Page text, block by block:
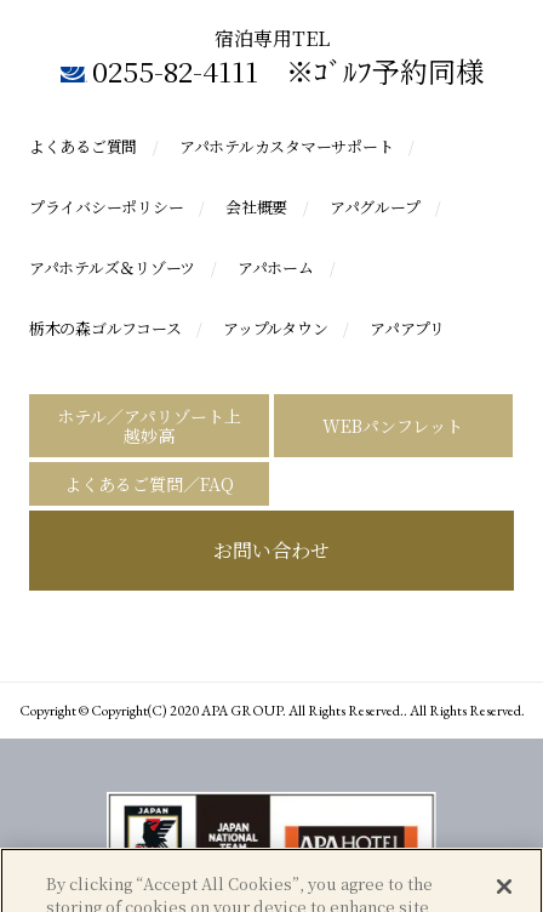
宿泊専用TEL
0255-82-4111 ※ｺﾞﾙﾌ予約同様
よくあるご質問 アパホテルカスタマーサポート
プライバシーポリシー 会社概要 アパグループ
アパホテルズ＆リゾーツ アパホーム
栃木の森ゴルフコース アップルタウン アパアプリ
ホテル／アパリゾート上
越妙高
WEBパンフレット
よくあるご質問／FAQ
お問い合わせ
Copyright © Copyright(C) 2020 APA GROUP. All Rights Reserved.. All Rights Reserved.
By clicking “Accept All Cookies”, you agree to the
storing of cookies on your device to enhance site